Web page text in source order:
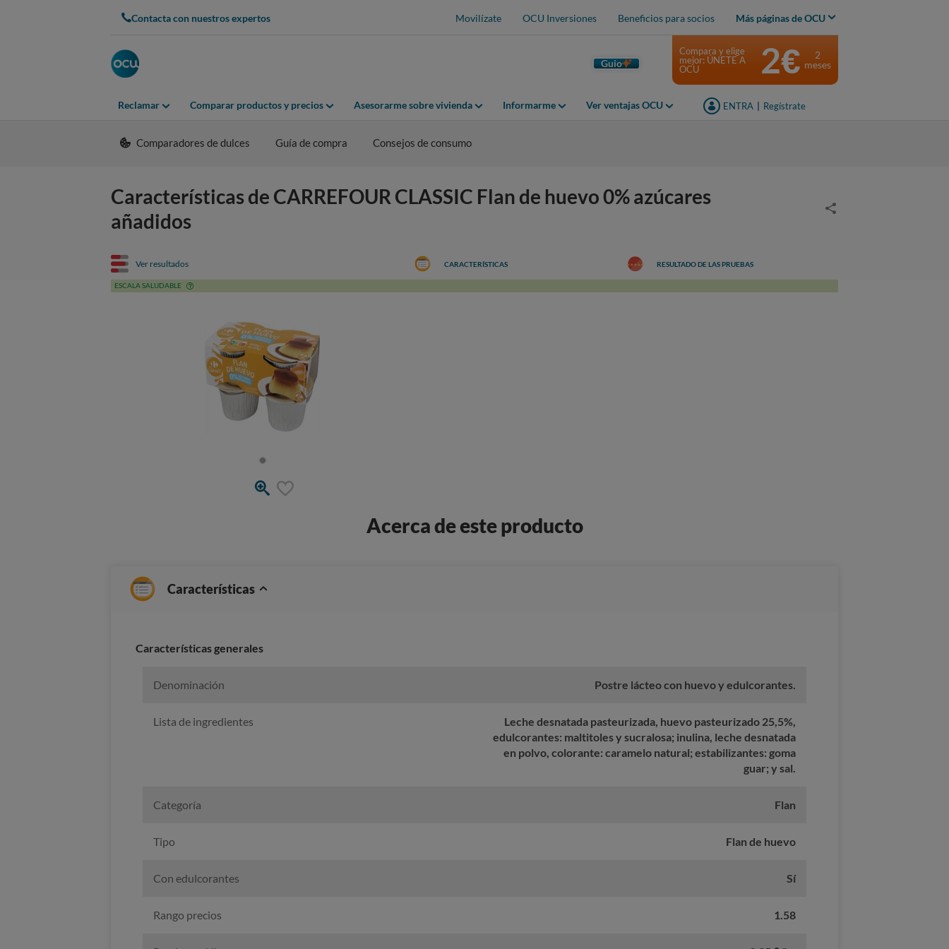
Contacta con nuestros expertos Movilízate OCU Inversiones Beneficios para socios Más páginas de OCU
Guio
Reclamar Comparar productos y precios Asesorarme sobre vivienda Informarme Ver ventajas OCU ENTRA Regístrate
Compara y elige
mejor: ÚNETE A
OCU
2€
2
meses
Comparadores de dulces Guía de compra Consejos de consumo
Características de CARREFOUR CLASSIC Flan de huevo 0% azúcares
añadidos
Ver resultados
ESCALA SALUDABLE
CARACTERÍSTICAS RESULTADO DE LAS PRUEBAS
Acerca de este producto
Características
Características generales
Denominación Postre lácteo con huevo y edulcorantes.
Lista de ingredientes
Leche desnatada pasteurizada, huevo pasteurizado 25,5%,
edulcorantes: maltitoles y sucralosa; inulina, leche desnatada
en polvo, colorante: caramelo natural; estabilizantes: goma
guar; y sal.
Categoría Flan
Tipo Flan de huevo
Con edulcorantes Sí
Rango precios 1.58